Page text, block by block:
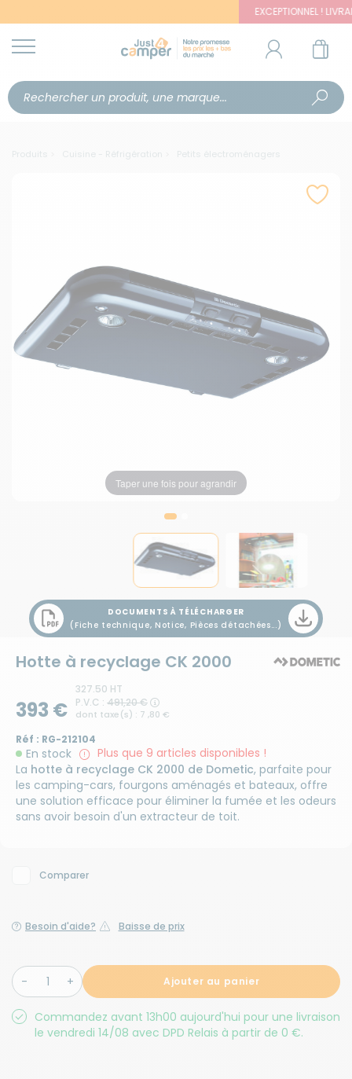
EXCEPTIONNEL ! LIVRAISON
Produits Cuisine - Réfrigération Petits électroménagers
Taper une fois pour agrandir
Taper une fois pour agrandir
DOCUMENTS À TÉLÉCHARGER
(Fiche technique, Notice, Pièces détachées...)
Hotte à recyclage CK 2000
393 €
327.50 HT
P.V.C : 491,20 €
dont taxe(s) : 7 ,80 €
Réf : RG-212104
En stock
Plus que 9 articles disponibles !
La hotte à recyclage CK 2000 de Dometic, parfaite pour
les camping-cars, fourgons aménagés et bateaux, offre
une solution efficace pour éliminer la fumée et les odeurs
sans avoir besoin d'un extracteur de toit.
Comparer
Besoin d'aide? Baisse de prix
Ajouter au panier
Commandez avant 13h00 aujourd'hui pour une livraison
le vendredi 14/08 avec DPD Relais à partir de 0 €.